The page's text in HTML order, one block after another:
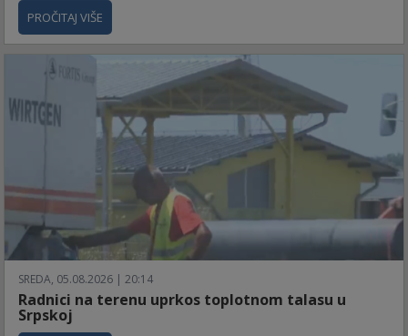
PROČITAJ VIŠE
SREDA, 05.08.2026 | 20:14
Radnici na terenu uprkos toplotnom talasu u
Srpskoj